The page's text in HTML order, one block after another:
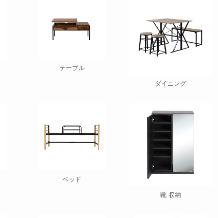
テーブル
ダイニング
ベッド
靴 収納